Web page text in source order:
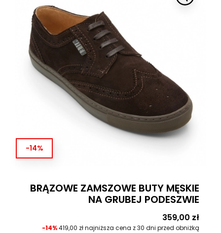
-14%
BRĄZOWE ZAMSZOWE BUTY MĘSKIE
NA GRUBEJ PODESZWIE
Cena
359,00 zł
-14%419,00 zł najniższa cena z 30 dni przed obniżką